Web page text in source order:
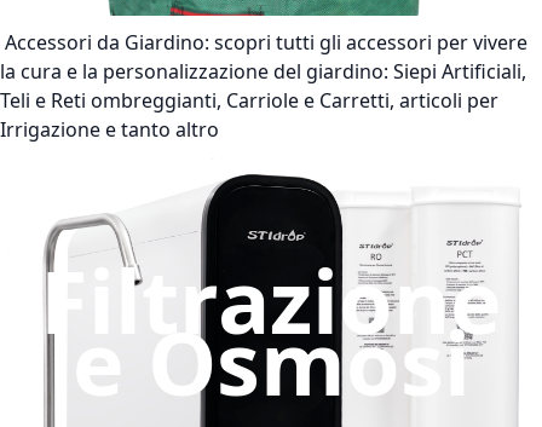
Accessori da Giardino: scopri tutti gli accessori per vivere
la cura e la personalizzazione del giardino: Siepi Artificiali,
Teli e Reti ombreggianti, Carriole e Carretti, articoli per
Irrigazione e tanto altro
Filtrazione
e Osmosi